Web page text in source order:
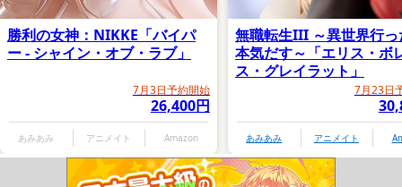
勝利の女神：NIKKE「バイパ
ー - シャイン・オブ・ラブ」
7月3日予約開始
26,400円
あみあみ アニメイト Amazon
無職転生III ～異世界行っ
本気だす～「エリス・ボ
ス・グレイラット」
7月23日
あみあみ アニメイト